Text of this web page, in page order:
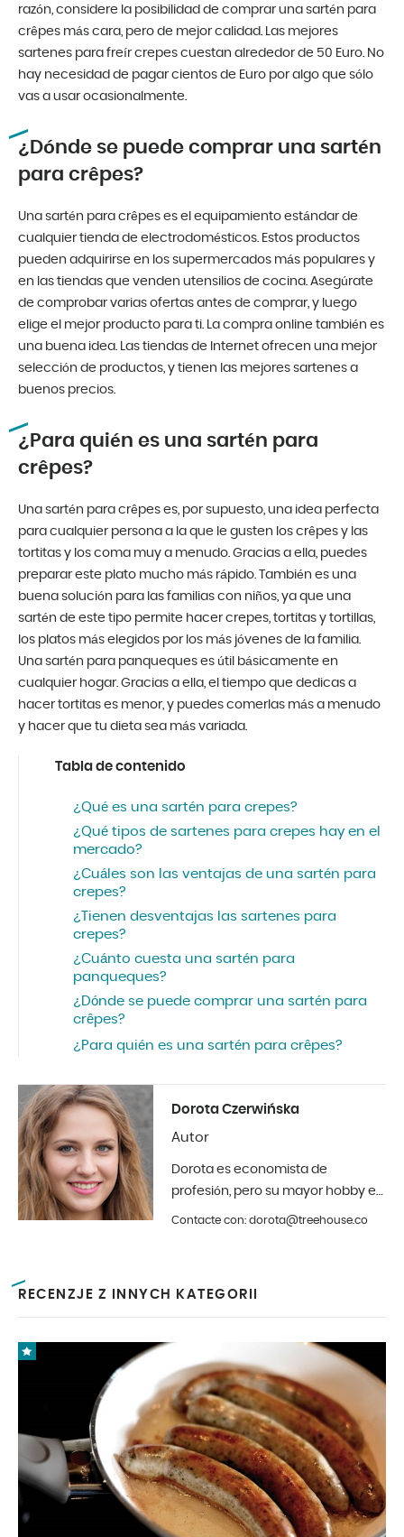
razón, considere la posibilidad de comprar una sartén para
crêpes más cara, pero de mejor calidad. Las mejores
sartenes para freír crepes cuestan alrededor de 50 Euro. No
hay necesidad de pagar cientos de Euro por algo que sólo
vas a usar ocasionalmente.
¿Dónde se puede comprar una sartén
para crêpes?
Una sartén para crêpes es el equipamiento estándar de
cualquier tienda de electrodomésticos. Estos productos
pueden adquirirse en los supermercados más populares y
en las tiendas que venden utensilios de cocina. Asegúrate
de comprobar varias ofertas antes de comprar, y luego
elige el mejor producto para ti. La compra online también es
una buena idea. Las tiendas de Internet ofrecen una mejor
selección de productos, y tienen las mejores sartenes a
buenos precios.
¿Para quién es una sartén para
crêpes?
Una sartén para crêpes es, por supuesto, una idea perfecta
para cualquier persona a la que le gusten los crêpes y las
tortitas y los coma muy a menudo. Gracias a ella, puedes
preparar este plato mucho más rápido. También es una
buena solución para las familias con niños, ya que una
sartén de este tipo permite hacer crepes, tortitas y tortillas,
los platos más elegidos por los más jóvenes de la familia.
Una sartén para panqueques es útil básicamente en
cualquier hogar. Gracias a ella, el tiempo que dedicas a
hacer tortitas es menor, y puedes comerlas más a menudo
y hacer que tu dieta sea más variada.
Tabla de contenido
¿Qué es una sartén para crepes?
¿Qué tipos de sartenes para crepes hay en el
mercado?
¿Cuáles son las ventajas de una sartén para
crepes?
¿Tienen desventajas las sartenes para
crepes?
¿Cuánto cuesta una sartén para
panqueques?
¿Dónde se puede comprar una sartén para
crêpes?
¿Para quién es una sartén para crêpes?
Dorota Czerwińska
Autor
Dorota es economista de
profesión, pero su mayor hobby es
la fotografía y el diseño de
Contacte con: dorota@treehouse.co
RECENZJE Z INNYCH KATEGORII